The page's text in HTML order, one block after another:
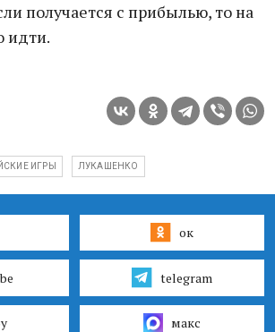
получается с прибылью, то на
идти.
ИГРЫ ЛУКАШЕНКО
ок
telegram
макс